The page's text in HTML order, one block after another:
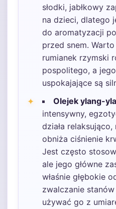
słodki, jabłkowy
na dzieci, dlatego
do aromatyzacji
przed snem.
rumianek rzymski
pospolitego, a
uspokajające są
Olejek ylang-
intensywny,
działa
obniża ciśnienie
Jest często
ale jego główne
właśnie głębokie
zwalczanie
używać go z